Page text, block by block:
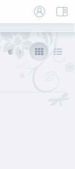
iOS 福利